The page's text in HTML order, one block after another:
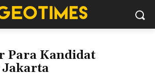
Para Kandidat